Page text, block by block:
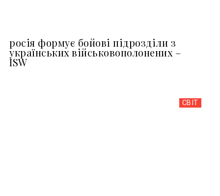
росія формує бойові підрозділи з
українських військовополонених –
ISW
СВІТ